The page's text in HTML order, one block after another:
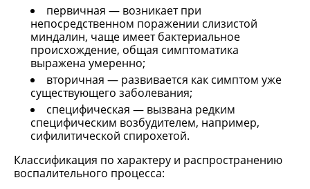
первичная — возникает при
непосредственном поражении слизистой
миндалин, чаще имеет бактериальное
происхождение, общая симптоматика
выражена умеренно;
вторичная — развивается как симптом уже
существующего заболевания;
специфическая — вызвана редким
специфическим возбудителем, например,
сифилитической спирохетой.
Классификация по характеру и распространению
воспалительного процесса: